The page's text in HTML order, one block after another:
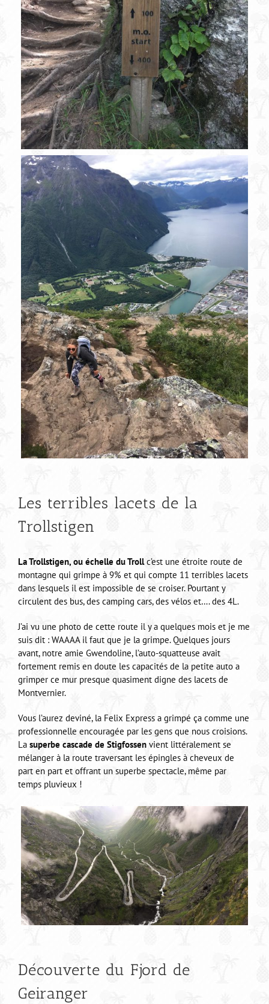
Les terribles lacets de la
Trollstigen
La Trollstigen, ou échelle du Trollc’est une étroite route de
montagne qui grimpe à 9% et qui compte 11 terribles lacets
dans lesquels il est impossible de se croiser. Pourtant y
circulent des bus, des camping cars, des vélos et…. des 4L.
J’ai vu une photo de cette route il y a quelques mois et je me
suis dit : WAAAA il faut que je la grimpe. Quelques jours
avant, notre amie Gwendoline, l’auto-squatteuse avait
fortement remis en doute les capacités de la petite auto a
grimper ce mur presque quasiment digne des lacets de
Montvernier.
Vous l’aurez deviné, la Felix Express a grimpé ça comme une
professionnelle encouragée par les gens que nous croisions.
La superbe cascade de Stigfossen vient littéralement se
mélanger à la route traversant les épingles à cheveux de
part en part et offrant un superbe spectacle, même par
temps pluvieux !
Découverte du Fjord de
Geiranger